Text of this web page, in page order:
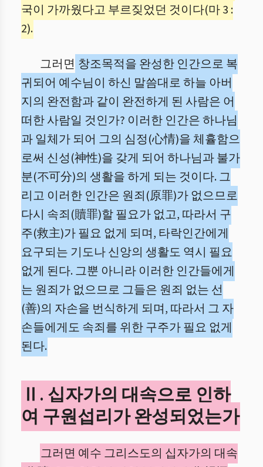
국이 가까웠다고 부르짖었던 것이다(마 3 :
2).
그러면 창조목적을 완성한 인간으로 복
귀되어 예수님이 하신 말씀대로 하늘 아버
지의 완전함과 같이 완전하게 된 사람은 어
떠한 사람일 것인가? 이러한 인간은 하나님
과 일체가 되어 그의 심정(心情)을 체휼함으
로써 신성(神性)을 갖게 되어 하나님과 불가
분(不可分)의 생활을 하게 되는 것이다. 그
리고 이러한 인간은 원죄(原罪)가 없으므로
다시 속죄(贖罪)할 필요가 없고, 따라서 구
주(救主)가 필요 없게 되며, 타락인간에게
요구되는 기도나 신앙의 생활도 역시 필요
없게 된다. 그뿐 아니라 이러한 인간들에게
는 원죄가 없으므로 그들은 원죄 없는 선
(善)의 자손을 번식하게 되며, 따라서 그 자
손들에게도 속죄를 위한 구주가 필요 없게
된다.
Ⅱ. 십자가의 대속으로 인하
여 구원섭리가 완성되었는가
그러면 예수 그리스도의 십자가의 대속